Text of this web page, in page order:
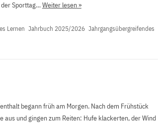
der Sporttag…Weiter lesen »
Lernen Jahrbuch 2025/2026 Jahrgangsübergreifendes
begann früh am Morgen. Nach dem Frühstück
aus und gingen zum Reiten: Hufe klackerten, der Wind